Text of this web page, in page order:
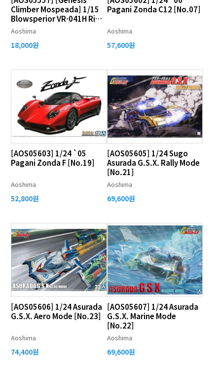
Climber Mospeada] 1/15
Blowsperior VR-041H Ride
Armor Yellow Type
Aoshima
18,000원
Pagani Zonda C12 [No.07]
Aoshima
57,600원
[AOS05603] 1/24 `05
Pagani Zonda F [No.19]
Aoshima
52,800원
[AOS05605] 1/24 Sugo
Asurada G.S.X. Rally Mode
[No.21]
Aoshima
69,600원
[AOS05606] 1/24 Asurada
G.S.X. Aero Mode [No.23]
Aoshima
74,400원
[AOS05607] 1/24 Asurada
G.S.X. Marine Mode
[No.22]
Aoshima
69,600원